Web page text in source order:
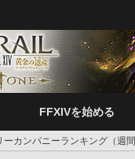
FFXIVを始める
ーカンパニーランキング（週間